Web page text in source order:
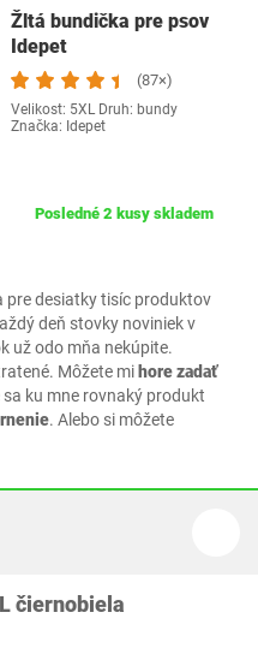
pre desiatky tisíc produktov
deň stovky noviniek v
už odo mňa nekúpite.
Môžete mihore zadať
ku mne rovnaký produkt
. Alebo si môžete
Žltá bundička pre psov
Idepet
(87×)
Velikost: 5XL Druh: bundy
Značka: Idepet
Posledné 2 kusy skladem
čiernobiela